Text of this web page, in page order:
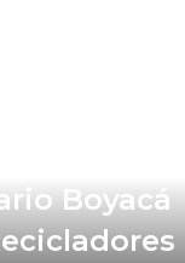
Boyacá